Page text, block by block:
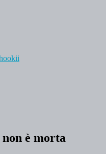
è morta